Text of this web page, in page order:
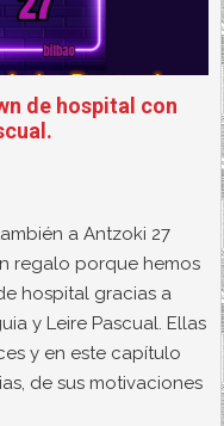
de hospital con
a Antzoki 27
regalo porque hemos
hospital gracias a
y Leire Pascual. Ellas
y en este capítulo
de sus motivaciones